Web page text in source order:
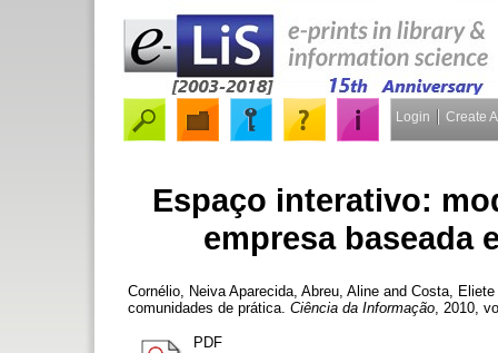
Login Create
Espaço interativo:
empresa baseada
Cornélio, Neiva Aparecida Abreu, Aline and Costa, Eliete
comunidades de prática. Ciência da Informação , 2010,
PDF